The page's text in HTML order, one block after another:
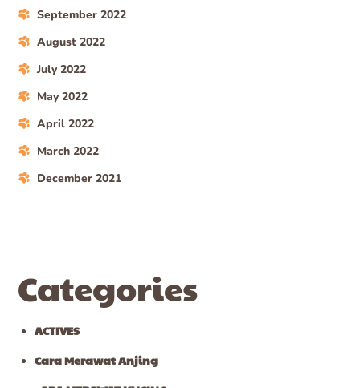
September 2022
August 2022
July 2022
May 2022
April 2022
March 2022
December 2021
Categories
ACTIVES
Cara Merawat Anjing